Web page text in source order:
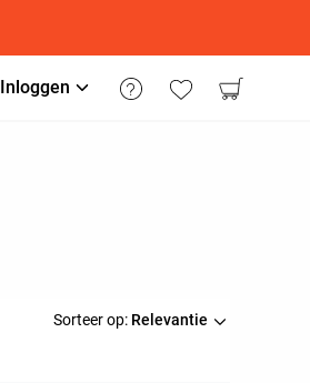
Inloggen
Sorteer op: Relevantie